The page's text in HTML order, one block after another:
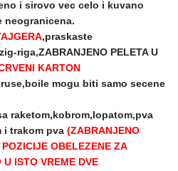
i sirovo vec celo i kuvano
neogranicena.
,praskaste
riga,ZABRANJENO PELETA U
KARTON
mogu biti samo secene
raketom,kobrom,lopatom,pva
i trakom pva (ZABRANJENO
OBELEZENE ZA
ISTO VREME DVE